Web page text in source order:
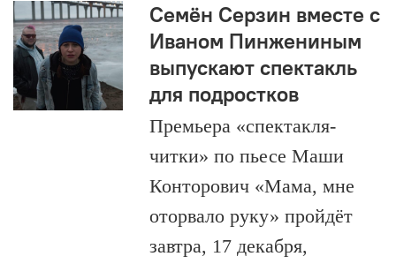
Семён Серзин вместе с
Иваном Пинжениным
выпускают спектакль
для подростков
Премьера «спектакля-
читки» по пьесе Маши
Конторович «Мама, мне
оторвало руку» пройдёт
завтра, 17 декабря,